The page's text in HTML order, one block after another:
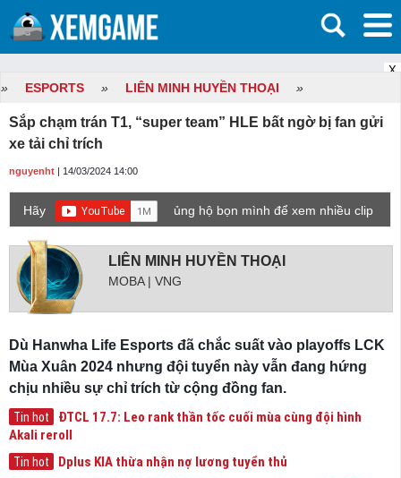
X
» ESPORTS » LIÊN MINH HUYỀN THOẠI »
Sắp chạm trán T1, “super team” HLE bất ngờ bị fan gửi
xe tải chỉ trích
nguyenht | 14/03/2024 14:00
Hãy
ủng hộ bọn mình để xem nhiều clip
LIÊN MINH HUYỀN THOẠI
MOBA | VNG
Dù Hanwha Life Esports đã chắc suất vào playoffs LCK
Mùa Xuân 2024 nhưng đội tuyển này vẫn đang hứng
chịu nhiều sự chỉ trích từ cộng đồng fan.
Tin hot
ĐTCL 17.7: Leo rank thần tốc cuối mùa cùng đội hình
Akali reroll
Tin hot Dplus KIA thừa nhận nợ lương tuyển thủ